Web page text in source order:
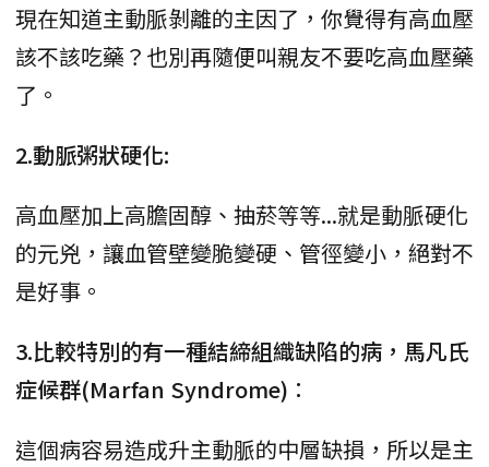
現在知道主動脈剝離的主因了，你覺得有高血壓
該不該吃藥？也別再隨便叫親友不要吃高血壓藥
了。
2.動脈粥狀硬化:
高血壓加上高膽固醇、抽菸等等...就是動脈硬化
的元兇，讓血管壁變脆變硬、管徑變小，絕對不
是好事。
3.比較特別的有一種結締組織缺陷的病，馬凡氏
症候群(Marfan Syndrome) ：
這個病容易造成升主動脈的中層缺損，所以是主